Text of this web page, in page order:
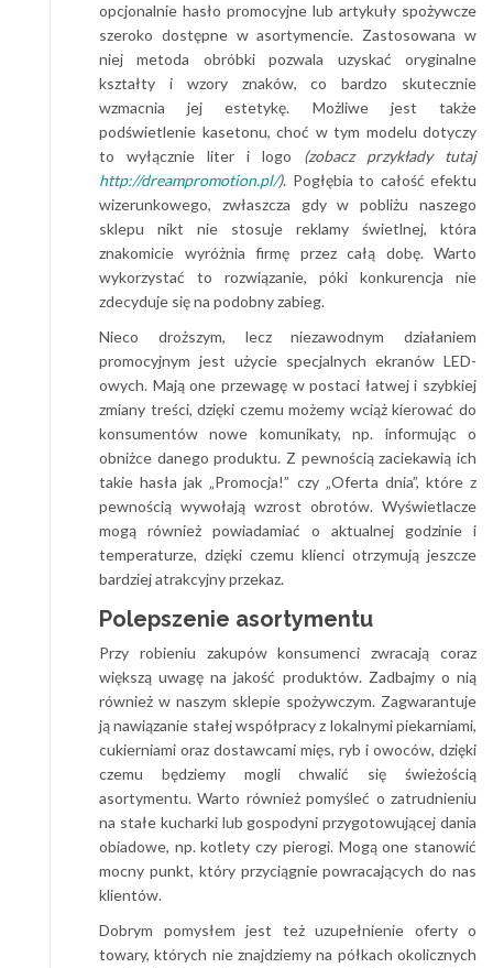
opcjonalnie hasło promocyjne lub artykuły spożywcze
szeroko dostępne w asortymencie. Zastosowana w
niej metoda obróbki pozwala uzyskać oryginalne
kształty i wzory znaków, co bardzo skutecznie
wzmacnia jej estetykę. Możliwe jest także
podświetlenie kasetonu, choć w tym modelu dotyczy
to wyłącznie liter i logo (zobacz przykłady tutaj
http://dreampromotion.pl/). Pogłębia to całość efektu
wizerunkowego, zwłaszcza gdy w pobliżu naszego
sklepu nikt nie stosuje reklamy świetlnej, która
znakomicie wyróżnia firmę przez całą dobę. Warto
wykorzystać to rozwiązanie, póki konkurencja nie
zdecyduje się na podobny zabieg.
Nieco droższym, lecz niezawodnym działaniem
promocyjnym jest użycie specjalnych ekranów LED-
owych. Mają one przewagę w postaci łatwej i szybkiej
zmiany treści, dzięki czemu możemy wciąż kierować do
konsumentów nowe komunikaty, np. informując o
obniżce danego produktu. Z pewnością zaciekawią ich
takie hasła jak „Promocja!” czy „Oferta dnia”, które z
pewnością wywołają wzrost obrotów. Wyświetlacze
mogą również powiadamiać o aktualnej godzinie i
temperaturze, dzięki czemu klienci otrzymują jeszcze
bardziej atrakcyjny przekaz.
Polepszenie asortymentu
Przy robieniu zakupów konsumenci zwracają coraz
większą uwagę na jakość produktów. Zadbajmy o nią
również w naszym sklepie spożywczym. Zagwarantuje
ją nawiązanie stałej współpracy z lokalnymi piekarniami,
cukierniami oraz dostawcami mięs, ryb i owoców, dzięki
czemu będziemy mogli chwalić się świeżością
asortymentu. Warto również pomyśleć o zatrudnieniu
na stałe kucharki lub gospodyni przygotowującej dania
obiadowe, np. kotlety czy pierogi. Mogą one stanowić
mocny punkt, który przyciągnie powracających do nas
klientów.
Dobrym pomysłem jest też uzupełnienie oferty o
towary, których nie znajdziemy na półkach okolicznych